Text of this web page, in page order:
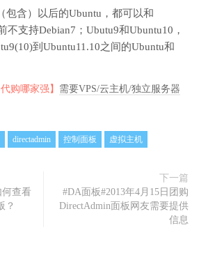
包含）以后的Ubuntu，都可以和
不支持Debian7；Ubutu9和Ubuntu10，
到Ubuntu11.10之间的Ubuntu和
购哪家强】 需要VPS/云主机/独立服务器
directadmin 控制面板 虚拟主机
何查看
？
下一篇
#DA面板#2013年4月15日团购
DirectAdmin面板网友需要提供
信息